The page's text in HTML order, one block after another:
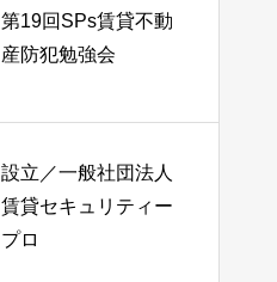
第19回SPs賃貸不動
産防犯勉強会
設立／一般社団法人
賃貸セキュリティー
プロ